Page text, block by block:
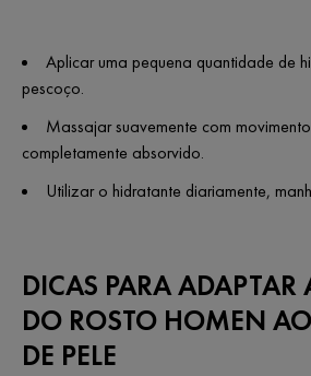
Aplicar uma pequena quantidade de
pescoço.
Massajar suavemente com
completamente absorvido.
Utilizar o hidratante diariamente,
DICAS PARA ADAPTAR
DO ROSTO HOMEN
DE PELE